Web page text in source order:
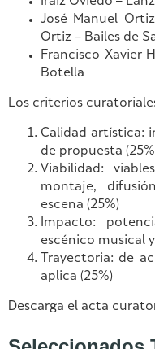
José Manuel
Ortiz – Bailes de
Francisco Xavier
Botella
Los criterios
Calidad artística:
de propuesta
Viabilidad:
montaje,
escena (25%)
Impacto:
escénico musical
Trayectoria: de
aplica (25%)
Descarga el acta